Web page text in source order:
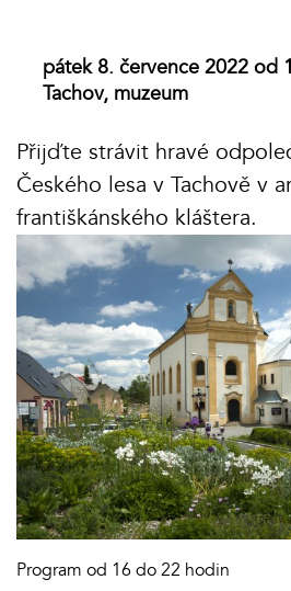
pátek 8. července 2022 od
Tachov, muzeum
Přijďte strávit hravé
Českého lesa v Tachově v
františkánského kláštera.
Program od 16 do 22 hodin